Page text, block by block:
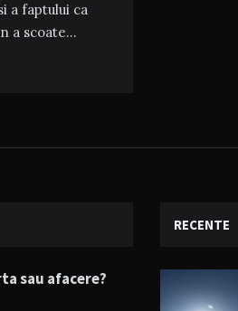
a faptului ca
a scoate…
sau afacere?
RECENTE